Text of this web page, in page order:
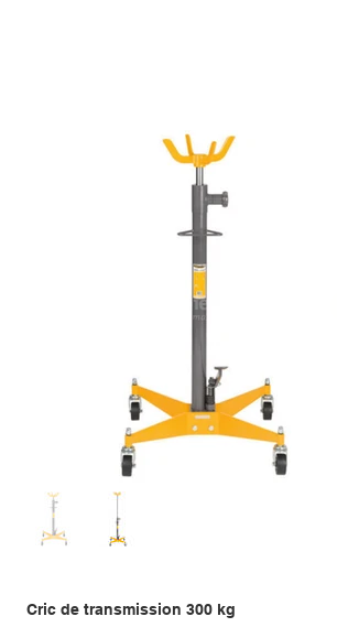
Cric de transmission 300 kg